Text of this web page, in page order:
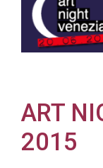
ART
2015
Acconsento
all'uso dei